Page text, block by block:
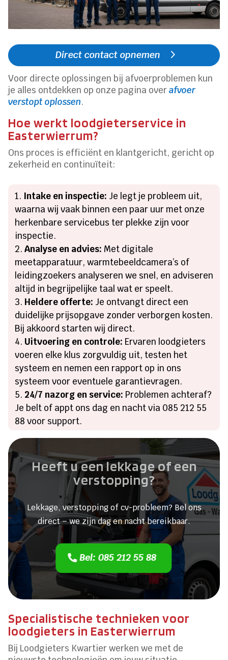
Direct contact opnemen
Voor directe oplossingen bij afvoerproblemen kun
je alles ontdekken op onze pagina overafvoer
verstopt oplossen.
Hoe werkt loodgieterservice in
Easterwierrum?
Ons proces is efficiënt en klantgericht, gericht op
zekerheid en continuïteit:
Intake en inspectie: Je legt je probleem uit,
waarna wij vaak binnen een paar uur met onze
herkenbare servicebus ter plekke zijn voor
inspectie.
Analyse en advies: Met digitale
meetapparatuur, warmtebeeldcamera’s of
leidingzoekers analyseren we snel, en adviseren
altijd in begrijpelijke taal wat er speelt.
Heldere offerte: Je ontvangt direct een
duidelijke prijsopgave zonder verborgen kosten.
Bij akkoord starten wij direct.
Uitvoering en controle: Ervaren loodgieters
voeren elke klus zorgvuldig uit, testen het
systeem en nemen een rapport op in ons
systeem voor eventuele garantievragen.
24/7 nazorg en service: Problemen achteraf?
Je belt of appt ons dag en nacht via 085 212 55
88 voor support.
Heeft u een lekkage of een
verstopping?
Lekkage, verstopping of cv-probleem? Bel ons
direct – we zijn dag en nacht bereikbaar.
Bel: 085 212 55 88
Specialistische technieken voor
loodgieters in Easterwierrum
Bij Loodgieters Kwartier werken we met de